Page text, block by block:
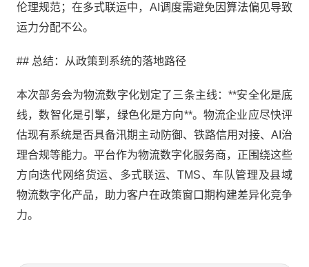
伦理规范；在多式联运中，AI调度需避免因算法偏见导致
运力分配不公。
## 总结：从政策到系统的落地路径
本次部务会为物流数字化划定了三条主线：**安全化是底
线，数智化是引擎，绿色化是方向**。物流企业应尽快评
估现有系统是否具备汛期主动防御、铁路信用对接、AI治
理合规等能力。平台作为物流数字化服务商，正围绕这些
方向迭代网络货运、多式联运、TMS、车队管理及县域
物流数字化产品，助力客户在政策窗口期构建差异化竞争
力。